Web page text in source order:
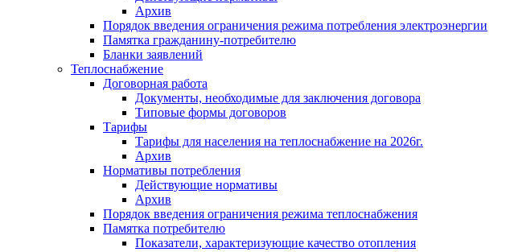
Архив
Порядок введения ограничения режима потребления электроэнергии
Памятка гражданину-потребителю
Бланки заявлений
Теплоснабжение
Договорная работа
Документы, необходимые для заключения договора
Типовые формы договоров
Тарифы
Тарифы для населения на теплоснабжение на 2026г.
Архив
Нормативы потребления
Действующие нормативы
Архив
Порядок введения ограничения режима теплоснабжения
Памятка потребителю
Показатели, характеризующие качество отопления